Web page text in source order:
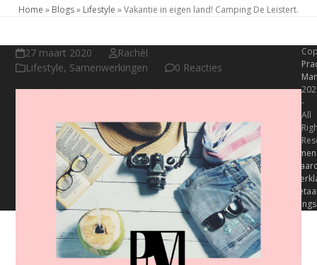
Home » Blogs» Lifestyle »Vakantie in eigen land! Camping De Leistert.
27 maart 2020
Rachèl
Lifestyle, Samenwerkingen 0 Reacties
-
All